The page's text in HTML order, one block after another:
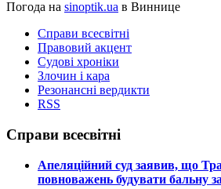
Погода на sinoptik.ua в Виннице
Справи всесвітні
Правовий акцент
Судові хроніки
Злочин і кара
Резонансні вердикти
RSS
Справи всесвітні
​Апеляційний суд заявив, що
повноважень будувати бальну